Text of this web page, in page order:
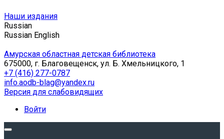
Наши издания
Russian
Russian English
Амурская областная детская библиотека
675000, г. Благовещенск, ул. Б. Хмельницкого, 1
+7 (416) 277-0787
info.aodb-blag@yandex.ru
Версия для слабовидящих
Войти